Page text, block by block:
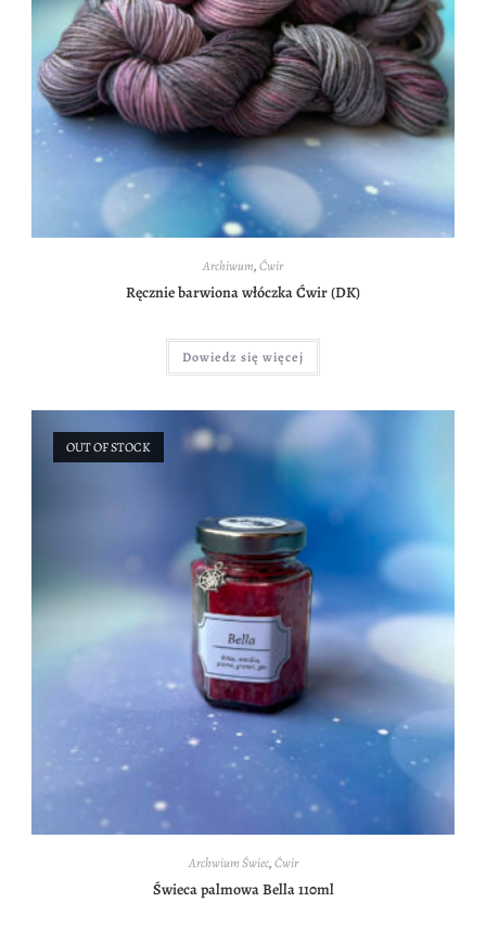
Archiwum,Ćwir
Ręcznie barwiona włóczka Ćwir (DK)
Dowiedz się więcej
OUT OF STOCK
Archwium Świec,Ćwir
Świeca palmowa Bella 110ml